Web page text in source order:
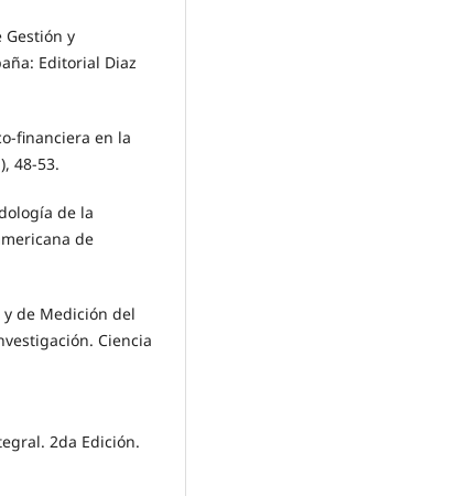
Gestión y
Editorial Diaz
financiera en la
48-53.
de la
de
y de Medición del
Ciencia
2da Edición.